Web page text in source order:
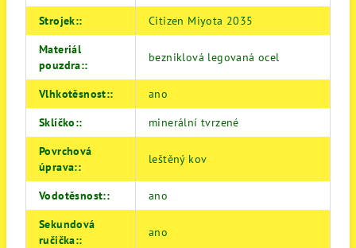
Strojek::
Citizen Miyota 2035
Materiál
pouzdra::
bezniklová legovaná ocel
Vlhkotěsnost::
ano
Sklíčko::
minerální tvrzené
Povrchová
úprava::
leštěný kov
Vodotěsnost::
ano
Sekundová
ručička::
ano